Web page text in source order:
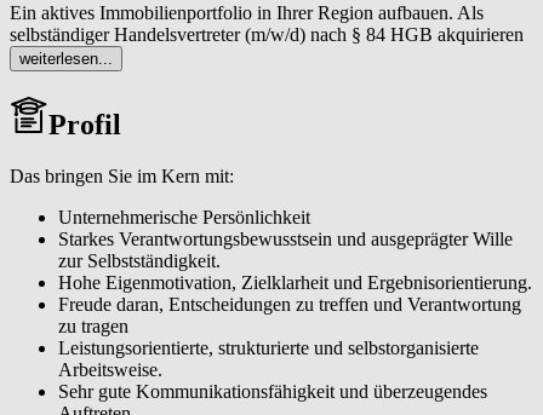
Ein aktives Immobilienportfolio in Ihrer Region aufbauen. Als
selbständiger Handelsvertreter (m/w/d) nach § 84 HGB akquirieren
Sie regelmäßig neue Objekte sowie Interessentinnen und
Interessenten mit dem Ergebnis einer stabilen Pipeline an
Vermittlungsmandaten, die planbare Umsätze ermöglicht.
Eigentümerinnen und Eigentümer sowie Interessentinnen und
führen. Von der normierten Immobilienbewertung über individuelle
Vermarktungskonzepte bis zur Vertragsunterzeichnung generieren
Sie eine hohe Kundenzufriedenheit, Wiederempfehlungen und
erfolgreiche Vermittlungen.
Als lokaler Immobilienexperte (m/w/d) sichtbar werden. Sie
analysieren Ihren Markt, erkennen Chancen frühzeitig und
entwickeln eigene Marketingmaßnahmen, die Sie in Ihrer Region
eindeutig positionieren, um eine spürbare Reichweite und ein
wachsendes Standing als verlässliche Ansprechperson zu erreichen.
weiterlesen...
Profil
Das bringen Sie im Kern mit:
Unternehmerische Persönlichkeit
Starkes Verantwortungsbewusstsein und ausgeprägter Wille
zur Selbstständigkeit.
Hohe Eigenmotivation, Zielklarheit und Ergebnisorientierung.
Freude daran, Entscheidungen zu treffen und Verantwortung
zu tragen
Leistungsorientierte, strukturierte und selbstorganisierte
Arbeitsweise.
Sehr gute Kommunikationsfähigkeit und überzeugendes